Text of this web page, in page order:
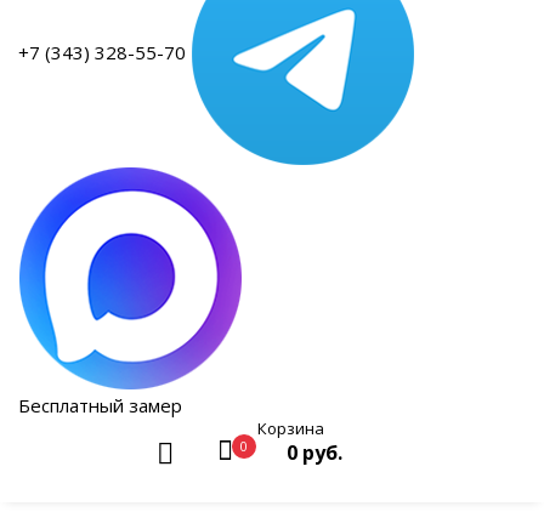
+7 (343) 328-55-70
Бесплатный замер
0
Корзина
0 руб.